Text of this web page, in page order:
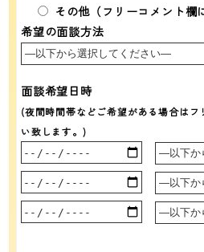
その他（フリーコメント欄
希望の面談方法
面談希望日時
(夜間時間帯などご希望がある場合は
い致します。)